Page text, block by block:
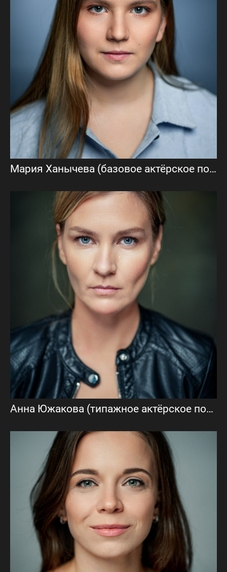
Мария Ханычева (базовое актёрское портфолио)
Анна Южакова (типажное актёрское портфолио)